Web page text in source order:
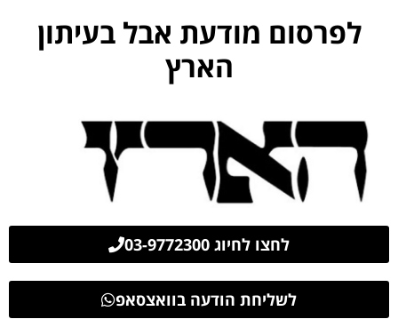
לפרסום מודעת אבל בעיתון
הארץ
לחצו לחיוג 03-9772300
לשליחת הודעה בוואצסאפ